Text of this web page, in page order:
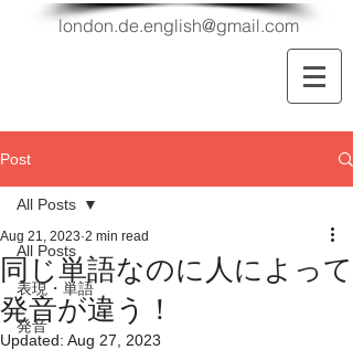
london.de.english@gmail.com
Post
All Posts
表現・単語
発音
All Posts
同じ単語なのに人によって
発音が違う！
Aug 21, 2023 2 min read
Updated: Aug 27, 2023